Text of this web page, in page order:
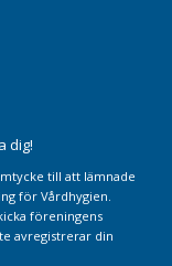
dig!
till att lämnade
för Vårdhygien.
föreningens
avregistrerar din